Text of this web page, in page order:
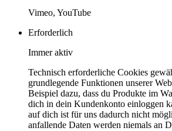
Vimeo, YouTube
Erforderlich
Immer aktiv
Technisch erforderliche Cookies
grundlegende Funktionen unserer
Beispiel dazu, dass du Produkte im
dich in dein Kundenkonto einloggen
auf dich ist für uns dadurch nicht
anfallende Daten werden niemals an